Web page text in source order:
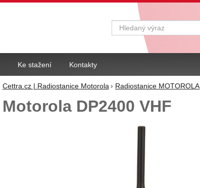
Cettra.cz | Radiostanice Motorola Radiostanice MOTOROLA
Motorola DP2400 VHF
Ke stažení Kontakty
Vyhledávání